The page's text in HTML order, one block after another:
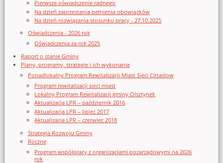
Pierwsze oświadczenie radnego
Na dzień zaprzestania pełnienia obowiązków
Na dzień rozwiązania stosunku pracy - 27.10.2025
Oświadczenia - 2026 rok
Oświadczenia za rok 2025
Raport o stanie Gminy
Plany, programy, strategie i ich wykonanie
Ponadlokalny Program Rewitalizacji Miast Sieci Cittaslow
Program rewitalizacji sieci miast
Lokalny Program Rewitalizacji gminy Olsztynek
Aktualizacja LPR – październik 2016
Aktualizacja LPR – lipiec 2017
Aktualizacja LPR – czerwiec 2018
Strategia Rozwoju Gminy
Roczne
Program współpracy z organizacjami pozarządowymi na 2026
rok